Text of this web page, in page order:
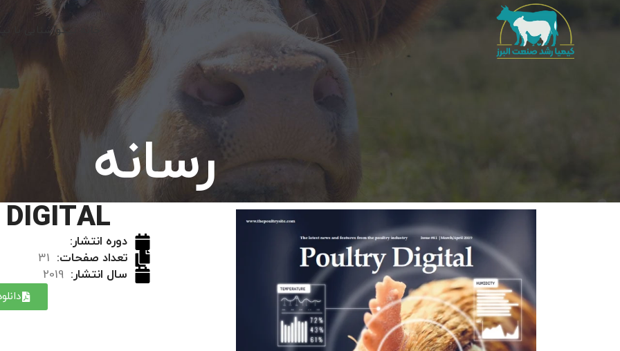
خانه نیکوآشنایی با
رسانه
دوره انتشار:
تعداد صفحات: 31
سال انتشار: 2019